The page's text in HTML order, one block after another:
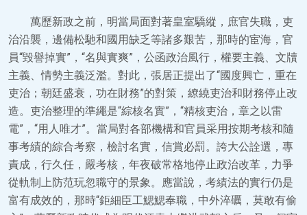
萬歷新政之前，明當局面對著皇室驕縱，庶官失職，吏
治沿襲，邊備松馳和國用缺乏等諸多艱苦，那時的宦海，官
員“毀譽掉實”，“名與實爽”，公函政治風行，權要主義、文牘
主義、情勢主義泛濫。對此，張居正提出了“國度興亡，重在
吏治；朝廷盛衰，功在財務”的對策，繚繞吏治和財務停止改
造。吏治整理的準繩是“綜核名實”，“精核吏治，章之以雷
電”，“用人唯才”。當局對各部機構和官員采用按期考核和隨
事考績的綜合考察，檢討名實，信賞必罰。誇大公詮選，專
責成，行久任，嚴考核，年夜破常格地停止政治改革，力爭
從軌制上防范玩忽職守的景象。應當說，考績法的實行仍是
富有成效的，那時“鉅細臣工鰓鰓奉職，中外淬礪，莫敢有偷